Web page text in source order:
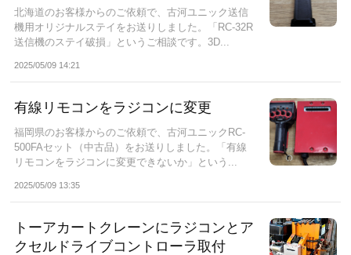
北海道のお客様からのご依頼で、古河ユニック送信
機用オリジナルステイをお送りしました。「RC-32R
送信機のステイ破損」というご相談です。3D...
2025/05/09 14:21
有線リモコンをラジコンに変更
福岡県のお客様からのご依頼で、古河ユニックRC-
500FAセット（中古品）をお送りしました。「有線
リモコンをラジコンに変更できないか」という...
2025/05/09 13:35
トーアカートクレーンにラジコンとア
クセルドライブコントローラ取付